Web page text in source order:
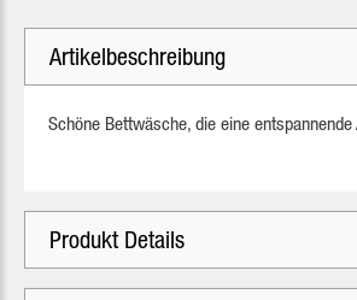
Artikelbeschreibung
Schöne Bettwäsche, die eine
Produkt Details